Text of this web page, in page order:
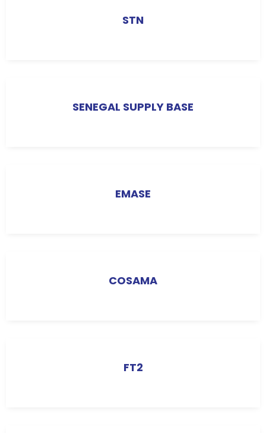
STN
SENEGAL SUPPLY BASE
EMASE
COSAMA
FT2